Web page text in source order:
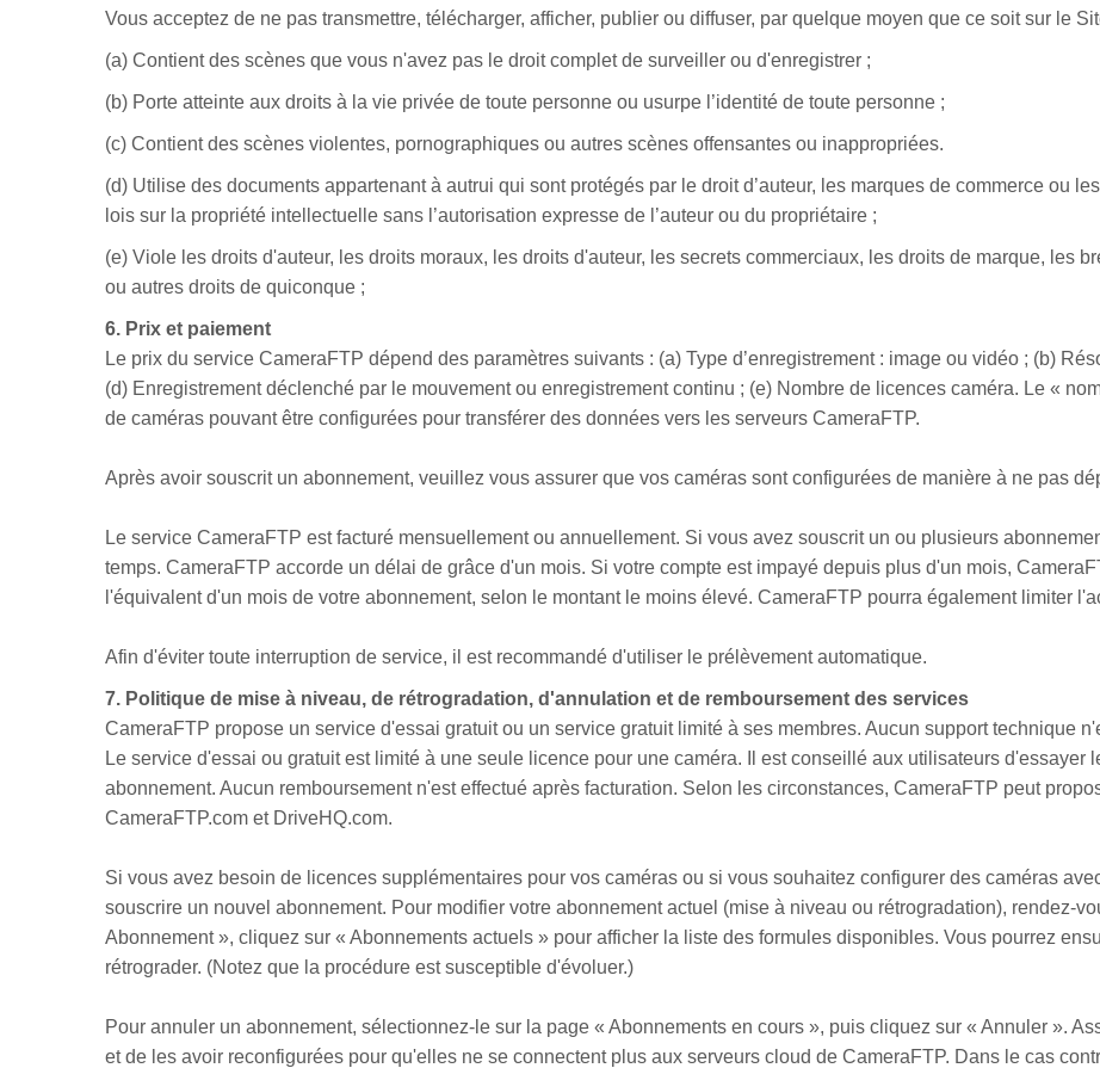
Vous acceptez de ne pas transmettre, télécharger, afficher, publier ou diffuser, par quelque moyen que ce soit sur le
(a) Contient des scènes que vous n'avez pas le droit complet de surveiller ou d'enregistrer ;
(b) Porte atteinte aux droits à la vie privée de toute personne ou usurpe l’identité de toute personne ;
(c) Contient des scènes violentes, pornographiques ou autres scènes offensantes ou inappropriées.
(d) Utilise des documents appartenant à autrui qui sont protégés par le droit d’auteur, les marques de commerce ou
lois sur la propriété intellectuelle sans l’autorisation expresse de l’auteur ou du propriétaire ;
(e) Viole les droits d'auteur, les droits moraux, les droits d'auteur, les secrets commerciaux, les droits de marque, les
ou autres droits de quiconque ;
6. Prix et paiement
Le prix du service CameraFTP dépend des paramètres suivants : (a) Type d’enregistrement : image ou vidéo ; (b)
(d) Enregistrement déclenché par le mouvement ou enregistrement continu ; (e) Nombre de licences caméra. Le «
de caméras pouvant être configurées pour transférer des données vers les serveurs CameraFTP.
Après avoir souscrit un abonnement, veuillez vous assurer que vos caméras sont configurées de manière à ne pas
Le service CameraFTP est facturé mensuellement ou annuellement. Si vous avez souscrit un ou plusieurs
temps. CameraFTP accorde un délai de grâce d'un mois. Si votre compte est impayé depuis plus d'un mois,
l'équivalent d'un mois de votre abonnement, selon le montant le moins élevé. CameraFTP pourra également limiter
Afin d'éviter toute interruption de service, il est recommandé d'utiliser le prélèvement automatique.
7. Politique de mise à niveau, de rétrogradation, d'annulation et de remboursement des services
CameraFTP propose un service d'essai gratuit ou un service gratuit limité à ses membres. Aucun support technique
Le service d'essai ou gratuit est limité à une seule licence pour une caméra. Il est conseillé aux utilisateurs d'essayer
abonnement. Aucun remboursement n'est effectué après facturation. Selon les circonstances, CameraFTP peut
CameraFTP.com et DriveHQ.com.
Si vous avez besoin de licences supplémentaires pour vos caméras ou si vous souhaitez configurer des caméras
souscrire un nouvel abonnement. Pour modifier votre abonnement actuel (mise à niveau ou rétrogradation), rendez-
Abonnement », cliquez sur « Abonnements actuels » pour afficher la liste des formules disponibles. Vous pourrez
rétrograder. (Notez que la procédure est susceptible d'évoluer.)
Pour annuler un abonnement, sélectionnez-le sur la page « Abonnements en cours », puis cliquez sur « Annuler ».
et de les avoir reconfigurées pour qu'elles ne se connectent plus aux serveurs cloud de CameraFTP. Dans le cas